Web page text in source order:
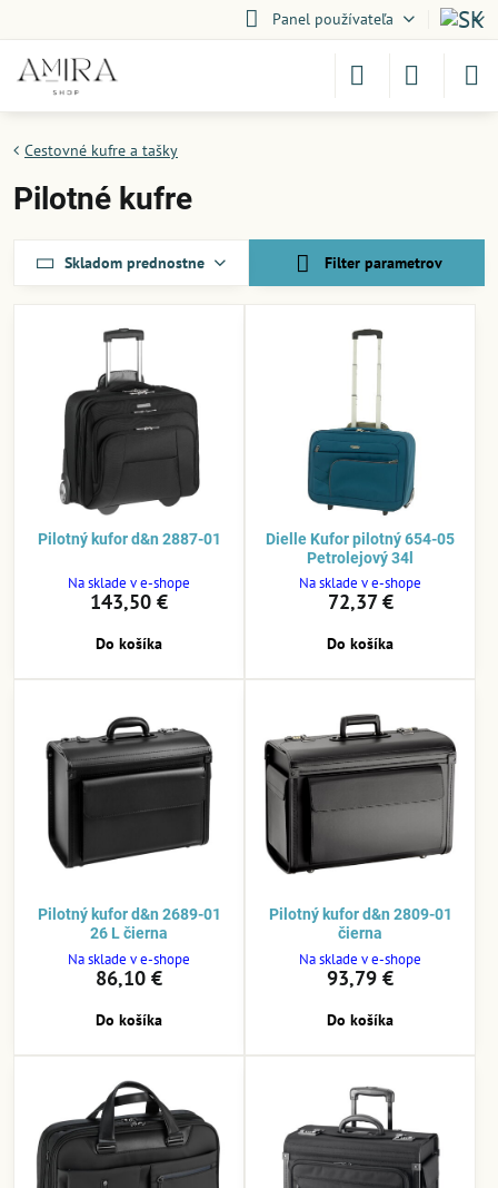
Panel používateľa
Cestovné kufre a tašky
Pilotné kufre
Skladom prednostne Filter parametrov
Pilotný kufor d&n 2887-01
Na sklade v e-shope
143,50 €
Do košíka
Dielle Kufor pilotný 654-05
Petrolejový 34l
Na sklade v e-shope
72,37 €
Do košíka
Pilotný kufor d&n 2689-01
26 L čierna
Na sklade v e-shope
86,10 €
Do košíka
Pilotný kufor d&n 2809-01
čierna
Na sklade v e-shope
93,79 €
Do košíka